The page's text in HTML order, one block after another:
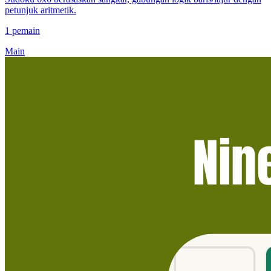
petunjuk aritmetik.
1 pemain
Main